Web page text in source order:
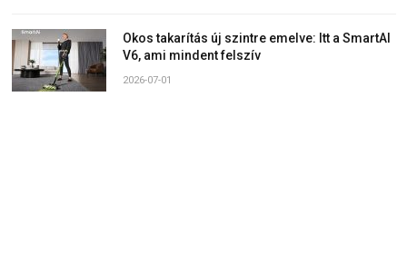
Okos takarítás új szintre emelve: Itt a SmartAI
V6, ami mindent felszív
2026-07-01